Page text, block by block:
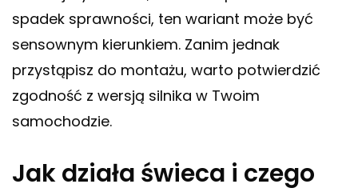
spadek sprawności, ten wariant może być
sensownym kierunkiem. Zanim jednak
przystąpisz do montażu, warto potwierdzić
zgodność z wersją silnika w Twoim
samochodzie.
Jak działa świeca i czego